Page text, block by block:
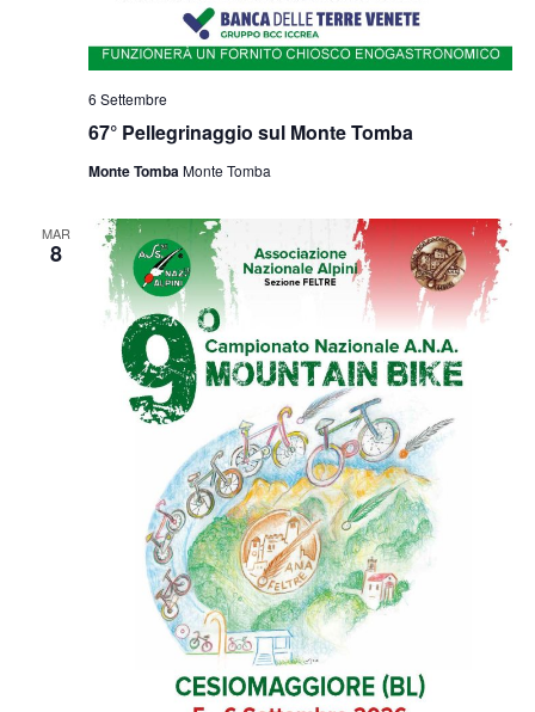
67° Pellegrinaggio sul Monte Tomba
6 Settembre
Monte TombaMonte Tomba
MAR
8